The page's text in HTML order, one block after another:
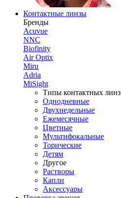
Контактные линзы
Бренды
Acuvue
NNC
Biofinity
Air Optix
Miru
Adria
MiSight
Типы контактных линз
Однодневные
Двухнедельные
Ежемесячные
Цветные
Мультифокальные
Торические
Детям
Другое
Растворы
Капли
Аксессуары